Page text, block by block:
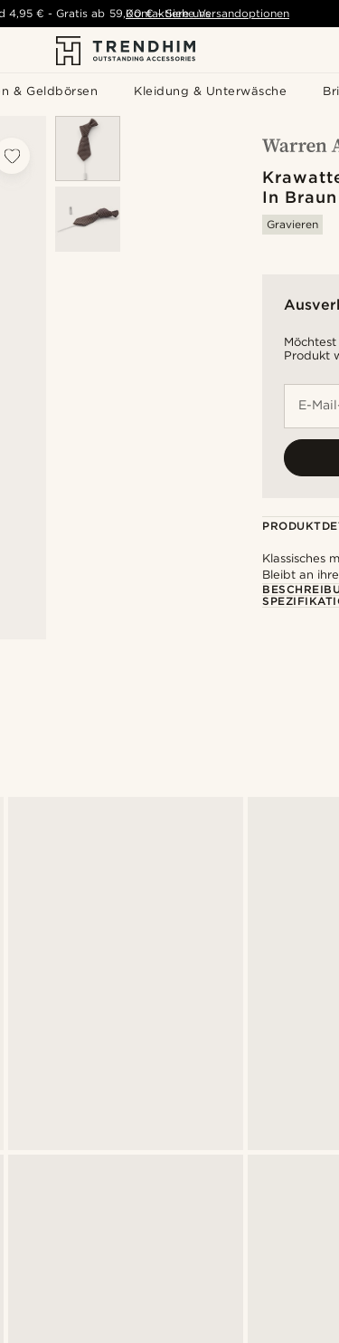
& Geldbörsen Kleidung & Unterwäsche
4,95 € -Gratis ab 59,00 € - Siehe Versandoptionen
Kontaktiere uns
In
Gravieren
Produkt
E-
Klassisches
Bleibt an